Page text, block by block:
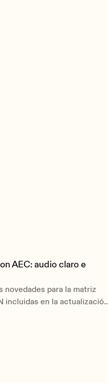
AEC: audio claro e
novedades para la matriz
en la actualización